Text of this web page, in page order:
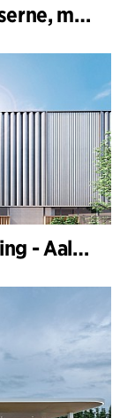
Gotlands regemente P18: Kaserne, motor-, maskin- og skydeområde
Havvandsvarmepumpebygning - Aalborg Forsyning